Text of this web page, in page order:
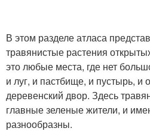
В этом разделе атласа
травянистые растения
это любые места, где нет
и луг, и пастбище, и пустырь, и
деревенский двор. Здесь
главные зеленые жители, и
разнообразны.